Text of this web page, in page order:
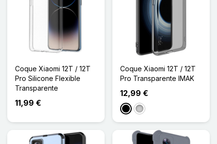
Coque Xiaomi 12T / 12T
Pro Silicone Flexible
Transparente
11,99 €
Coque Xiaomi 12T / 12T
Pro Transparente IMAK
12,99 €
NoirTransparent